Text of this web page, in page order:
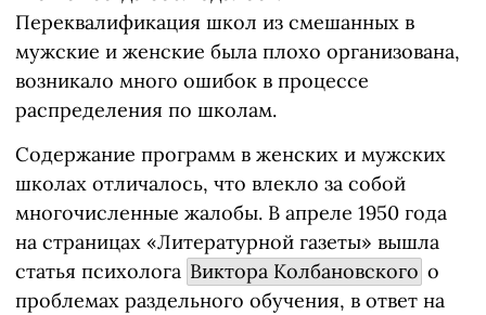
Переквалификация школ из смешанных в
мужские и женские была плохо организована,
возникало много ошибок в процессе
распределения по школам.
Содержание программ в женских и мужских
школах отличалось, что влекло за собой
многочисленные жалобы. В апреле 1950 года
на страницах «Литературной газеты» вышла
статья психолога Виктора Колбановского о
проблемах раздельного обучения, в ответ на